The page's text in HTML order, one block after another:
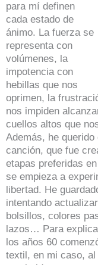
para mí definen
cada estado de
ánimo. La fuerza se
representa con
volúmenes, la
impotencia con
hebillas que nos
oprimen, la
nos impiden
cuellos altos que
Además, he
canción, que fue
etapas preferidas
se empieza a
libertad. He
intentando
bolsillos, colores
lazos… Para
los años 60
textil, en mi caso,